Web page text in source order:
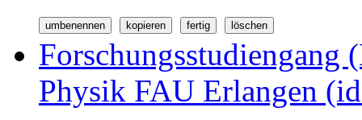
Forschungsstudiengang
Physik FAU Erlangen